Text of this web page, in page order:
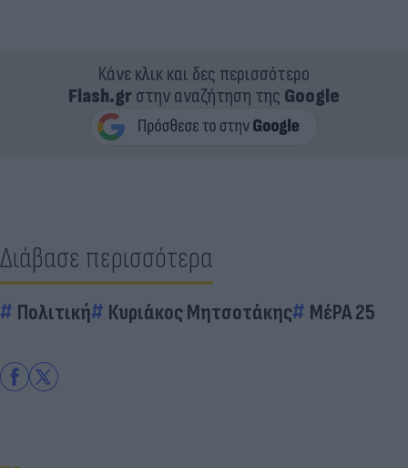
Κάνε κλικ και δες περισσότερο
Flash.grστην αναζήτηση της Google
Διάβασε περισσότερα
Πολιτική Κυριάκος Μητσοτάκης ΜέΡΑ 25